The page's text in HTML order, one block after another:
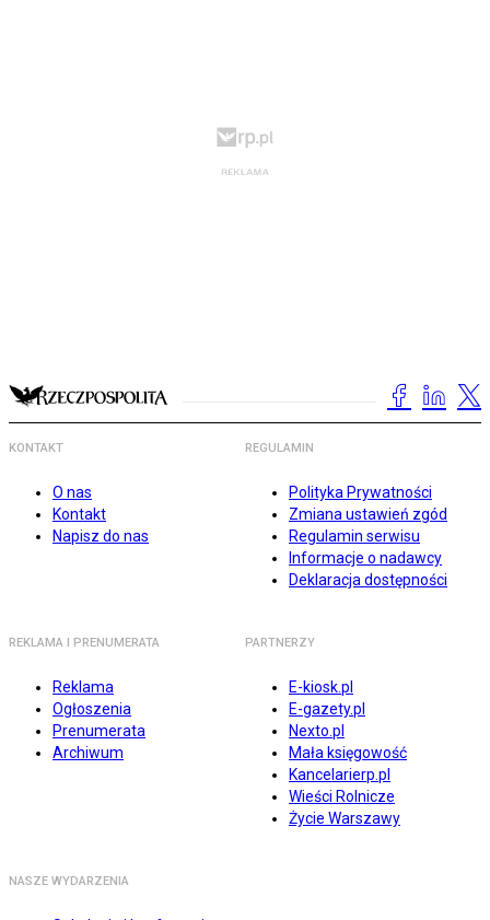
KONTAKT
O nas
Kontakt
Napisz do nas
REGULAMIN
Polityka Prywatności
Zmiana ustawień zgód
Regulamin serwisu
Informacje o nadawcy
Deklaracja dostępności
REKLAMA I PRENUMERATA
Reklama
Ogłoszenia
Prenumerata
Archiwum
PARTNERZY
E-kiosk.pl
E-gazety.pl
Nexto.pl
Mała księgowość
Kancelarierp.pl
Wieści Rolnicze
Życie Warszawy
NASZE WYDARZENIA